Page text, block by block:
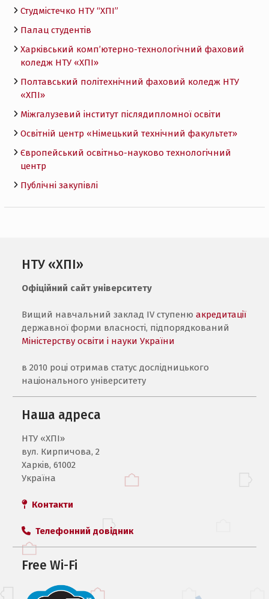
Студмістечко НТУ “ХПІ”
Палац студентів
Харківський комп’ютерно-технологічний фаховий
коледж НТУ «ХПI»
Полтавський політехнічний фаховий коледж НТУ
«ХПI»
Міжгалузевий інститут післядипломної освіти
Освітній центр «Німецький технічний факультет»
Європейський освітньо-науково технологічний
центр
Публічні закупівлі
НТУ «ХПІ»
Офіційний сайт університету
Вищий навчальний заклад IV ступенюакредитації
державної форми власності, підпорядкований
Міністерству освіти і науки України
в 2010 році отримав статус дослідницького
національного університету
Наша адреса
НТУ «ХПI»
вул. Кирпичова, 2
Харків, 61002
Україна
Контакти
Телефонний довідник
Free Wi-Fi